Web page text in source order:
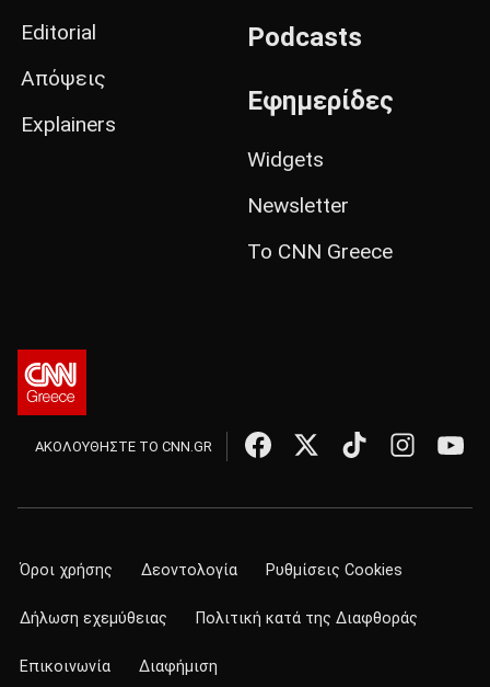
Editorial
Απόψεις
Explainers
Podcasts
Εφημερίδες
Widgets
Newsletter
Το CNN Greece
ΑΚΟΛΟΥΘΗΣΤΕ ΤΟ CNN.GR
Όροι χρήσης Δεοντολογία Ρυθμίσεις Cookies
Δήλωση εχεμύθειας Πολιτική κατά της Διαφθοράς
Επικοινωνία Διαφήμιση